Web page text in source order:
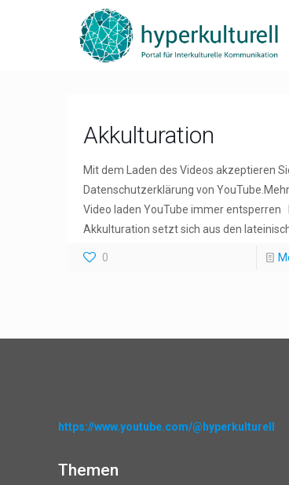
Akkulturation
Mit dem Laden des Videos akzeptieren
Datenschutzerklärung von
Video laden YouTube immer entsperren
Akkulturation setzt sich aus den
0
https://www.youtube.com/@hyperkulturell
Themen